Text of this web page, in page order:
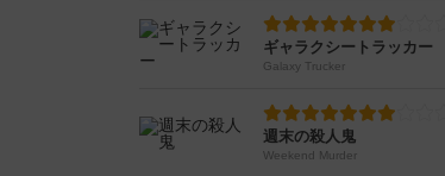
ギャラクシートラッカー
Galaxy Trucker
週末の殺人鬼
Weekend Murder